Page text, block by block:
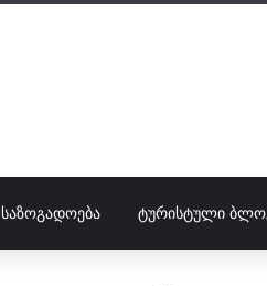
ᲡᲐᲖᲝᲒᲐᲓᲝᲔᲑᲐ ᲢᲣᲠᲘᲡᲢᲣᲚᲘ